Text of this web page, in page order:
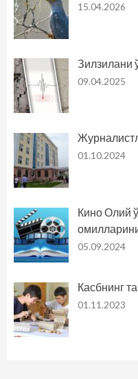
15.04.2026
Зилзилани
09.04.2025
01.10.2024
Кино Олий
05.09.2024
Касбнинг
01.11.2023